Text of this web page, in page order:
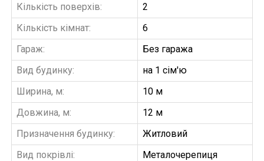
Кількість поверхів:
2
Кількість кімнат:
6
Гараж:
Без гаража
Вид будинку:
на 1 сім'ю
Ширина, м:
10 м
Довжина, м:
12 м
Призначення будинку:
Житловий
Вид покрівлі:
Металочерепиця